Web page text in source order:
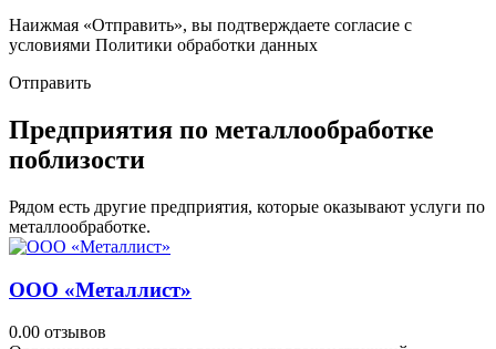
Наижмая «Отправить», вы подтверждаете согласие с
условиями Политики обработки данных
Отправить
Предприятия по металлообработке
поблизости
Рядом есть другие предприятия, которые оказывают услуги по
металлообработке.
ООО «Металлист»
0.00 отзывов